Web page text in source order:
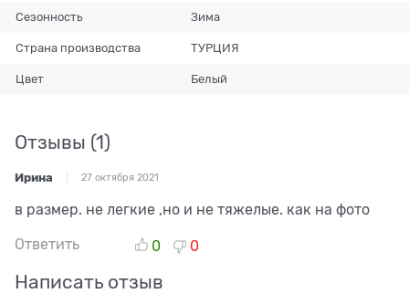
Сезонность Зима
Страна производства ТУРЦИЯ
Цвет Белый
Отзывы (1)
Ирина 27 октября 2021
в размер. не легкие ,но и не тяжелые. как на фото
Ответить 0 0
Написать отзыв